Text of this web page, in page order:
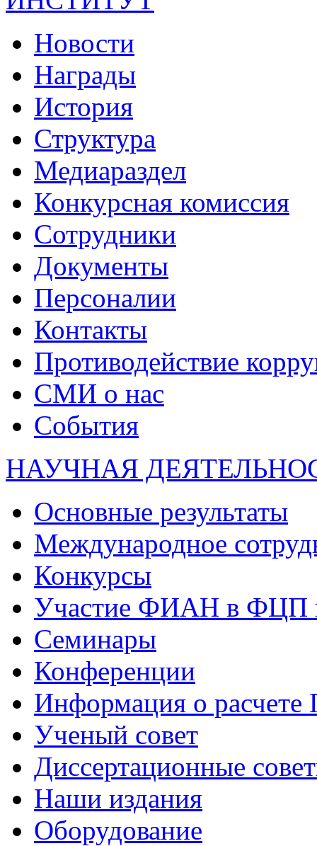
Новости
Награды
История
Структура
Медиараздел
Конкурсная комиссия
Сотрудники
Документы
Персоналии
Контакты
Противодействие
СМИ о нас
События
НАУЧНАЯ
Основные результаты
Международное
Конкурсы
Участие ФИАН в ФЦП
Семинары
Конференции
Информация о
Ученый совет
Диссертационные
Наши издания
Оборудование